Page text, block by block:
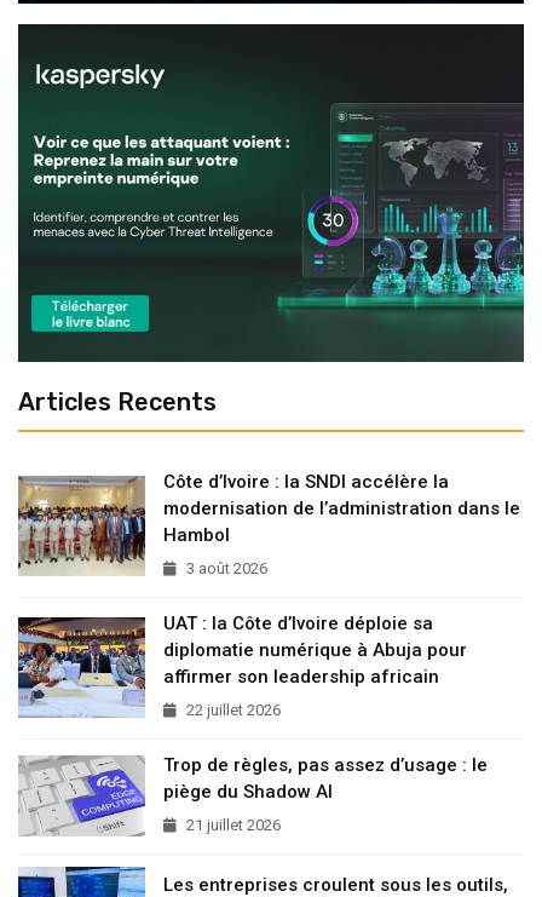
Articles Recents
Côte d’Ivoire : la SNDI accélère la
modernisation de l’administration dans le
Hambol
3 août 2026
UAT : la Côte d’Ivoire déploie sa
diplomatie numérique à Abuja pour
affirmer son leadership africain
22 juillet 2026
Trop de règles, pas assez d’usage : le
piège du Shadow AI
21 juillet 2026
Les entreprises croulent sous les outils,